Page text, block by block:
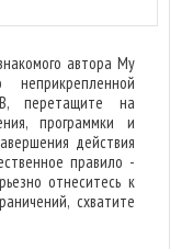
автора My
перетащите на
программки и
действия
правило -
отнеситесь к
схватите